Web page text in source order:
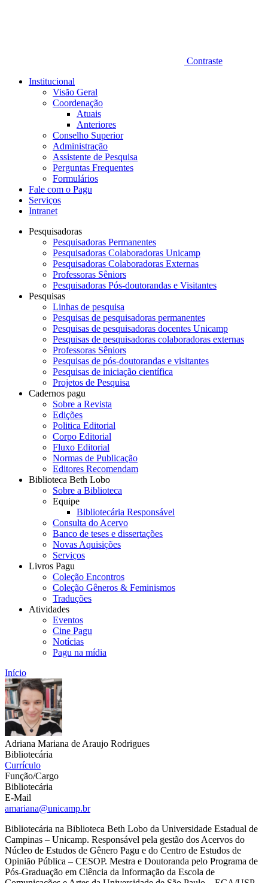
Contraste
Institucional
Visão Geral
Coordenação
Atuais
Anteriores
Conselho Superior
Administração
Assistente de Pesquisa
Perguntas Frequentes
Formulários
Fale com o Pagu
Serviços
Intranet
Pesquisadoras
Pesquisadoras Permanentes
Pesquisadoras Colaboradoras Unicamp
Pesquisadoras Colaboradoras Externas
Professoras Sêniors
Pesquisadoras Pós-doutorandas e Visitantes
Pesquisas
Linhas de pesquisa
Pesquisas de pesquisadoras permanentes
Pesquisas de pesquisadoras docentes Unicamp
Pesquisas de pesquisadoras colaboradoras externas
Professoras Sêniors
Pesquisas de pós-doutorandas e visitantes
Pesquisas de iniciação científica
Projetos de Pesquisa
Cadernos pagu
Sobre a Revista
Edições
Politica Editorial
Corpo Editorial
Fluxo Editorial
Normas de Publicação
Editores Recomendam
Biblioteca Beth Lobo
Sobre a Biblioteca
Equipe
Bibliotecária Responsável
Consulta do Acervo
Banco de teses e dissertações
Novas Aquisições
Serviços
Livros Pagu
Coleção Encontros
Coleção Gêneros & Feminismos
Traduções
Atividades
Eventos
Cine Pagu
Notícias
Pagu na mídia
Início
Adriana Mariana de Araujo Rodrigues
Bibliotecária
Currículo
Função/Cargo
Bibliotecária
E-Mail
amariana@unicamp.br
Bibliotecária na Biblioteca Beth Lobo da Universidade Estadual de
Campinas – Unicamp. Responsável pela gestão dos Acervos do
Núcleo de Estudos de Gênero Pagu e do Centro de Estudos de
Opinião Pública – CESOP. Mestra e Doutoranda pelo Programa de
Pós-Graduação em Ciência da Informação da Escola de